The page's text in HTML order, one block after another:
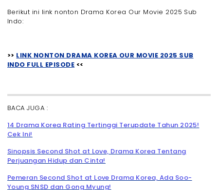
Berikut ini link nonton Drama Korea Our Movie 2025 Sub
Indo:
>> LINK NONTON DRAMA KOREA OUR MOVIE 2025 SUB
INDO FULL EPISODE <<
BACA JUGA :
14 Drama Korea Rating Tertinggi Terupdate Tahun 2025!
Cek Ini!
Sinopsis Second Shot at Love, Drama Korea Tentang
Perjuangan Hidup dan Cinta!
Pemeran Second Shot at Love Drama Korea, Ada Soo-
Young SNSD dan Gong Myung!